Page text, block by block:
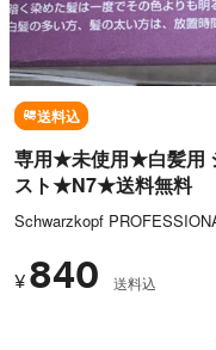
送料込
専用★未使用★白髪用
スト★N7★送料無料
Schwarzkopf
¥ 840 送料込